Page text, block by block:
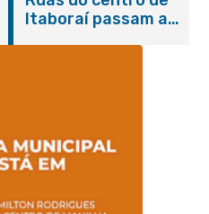
Itaboraí passam a